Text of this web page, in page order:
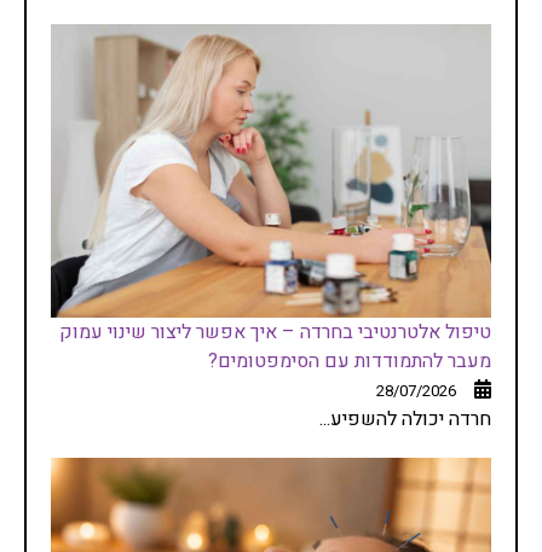
טיפול אלטרנטיבי בחרדה – איך אפשר ליצור שינוי עמוק
מעבר להתמודדות עם הסימפטומים?
28/07/2026
חרדה יכולה להשפיע...